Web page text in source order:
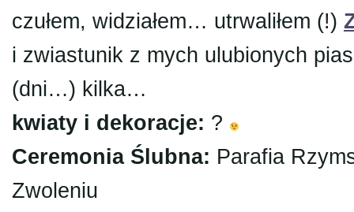
czułem, widziałem… utrwaliłem (!)
i zwiastunik z mych ulubionych
(dni…) kilka…
kwiaty i dekoracje: ?
Ceremonia Ślubna: Parafia
Zwoleniu